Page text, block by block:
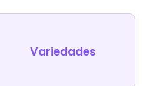
Variedades